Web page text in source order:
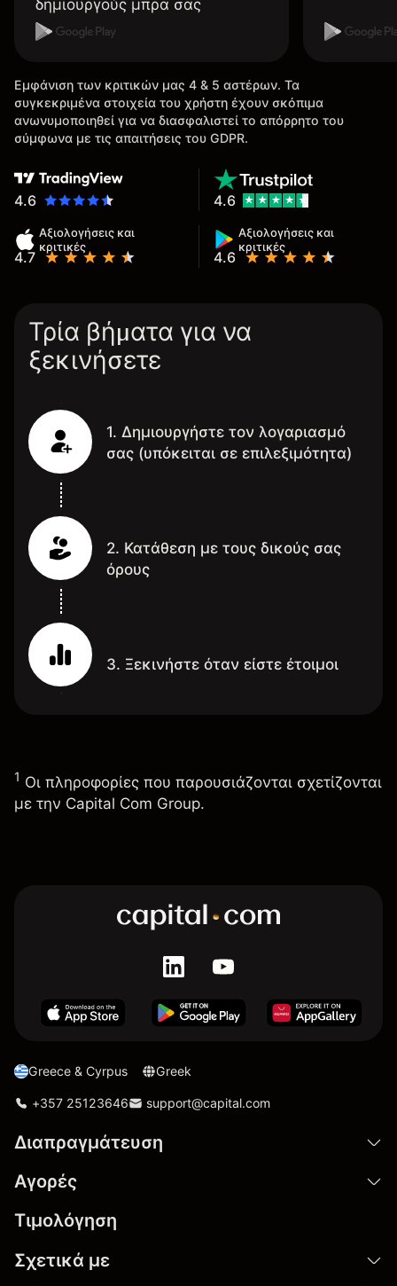
δημιουργούς μπρα σας
Εμφάνιση των κριτικών μας 4 & 5 αστέρων. Τα
συγκεκριμένα στοιχεία του χρήστη έχουν σκόπιμα
ανωνυμοποιηθεί για να διασφαλιστεί το απόρρητο του
σύμφωνα με τις απαιτήσεις του GDPR.
4.6
Αξιολογήσεις και
κριτικές
4.7
Αξιολογήσεις και
κριτικές
4.6
4.6
Τρία βήματα για να
ξεκινήσετε
1. Δημιουργήστε τον λογαριασμό
σας (υπόκειται σε επιλεξιμότητα)
2. Κατάθεση με τους δικούς σας
όρους
3. Ξεκινήστε όταν είστε έτοιμοι
1 Οι πληροφορίες που παρουσιάζονται σχετίζονται
με την Capital Com Group.
Greece & Cyrpus Greek
+357 25123646 support@capital.com
Διαπραγμάτευση
Αγορές
Τιμολόγηση
Σχετικά με